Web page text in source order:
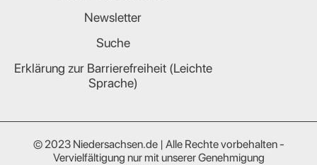
Newsletter
Suche
Erklärung zur Barrierefreiheit (Leichte
Sprache)
© 2023 Niedersachsen.de | Alle Rechte vorbehalten -
Vervielfältigung nur mit unserer Genehmigung